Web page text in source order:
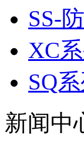
SS-
XC
SQ
新闻中